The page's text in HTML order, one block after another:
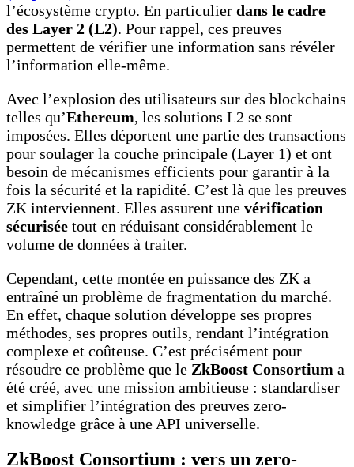
l’écosystème crypto. En particulier dans le cadre
des Layer 2 (L2). Pour rappel, ces preuves
permettent de vérifier une information sans révéler
l’information elle-même.
Avec l’explosion des utilisateurs sur des blockchains
telles qu’Ethereum, les solutions L2 se sont
imposées. Elles déportent une partie des transactions
pour soulager la couche principale (Layer 1) et ont
besoin de mécanismes efficients pour garantir à la
fois la sécurité et la rapidité. C’est là que les preuves
ZK interviennent. Elles assurent une vérification
sécurisée tout en réduisant considérablement le
volume de données à traiter.
Cependant, cette montée en puissance des ZK a
entraîné un problème de fragmentation du marché.
En effet, chaque solution développe ses propres
méthodes, ses propres outils, rendant l’intégration
complexe et coûteuse. C’est précisément pour
résoudre ce problème que le ZkBoost Consortium a
été créé, avec une mission ambitieuse : standardiser
et simplifier l’intégration des preuves zero-
knowledge grâce à une API universelle.
ZkBoost Consortium : vers un zero-